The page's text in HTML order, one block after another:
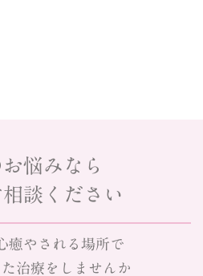
悩みなら
談ください
癒やされる場所で
治療をしませんか